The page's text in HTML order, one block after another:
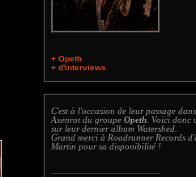
+ Opeth
+ d'interviews
C'est à l'occasion de leur passage
Axenrot du groupe Opeth . Voici donc
sur leur dernier album Watershed.
Grand merci à Roadrunner Records
Martin pour sa disponibilité !